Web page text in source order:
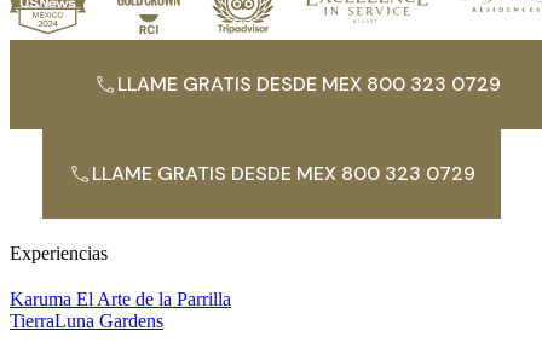
LLAME GRATIS DESDE MEX 800 323 0729
LLAME GRATIS DESDE MEX 800 323 0729
Experiencias
Karuma El Arte de la Parrilla
TierraLuna Gardens